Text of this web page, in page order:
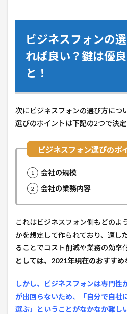
ビジネスフォンの
れば良い？鍵は優
と！
次にビジネスフォンの選び方につ
選びのポイントは下記の2つで決定
会社の規模
会社の業務内容
これはビジネスフォン側もどのよ
かを想定して作られており、適し
ることでコスト削減や業務の効率
としては、2021年現在のおすすめ
しかし、ビジネスフォンは専門性
が出回らないため、「自分で自社
選ぶ」ということがなかなか難し